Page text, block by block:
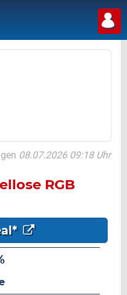
08.07.2026 09:18 Uhr
RGB